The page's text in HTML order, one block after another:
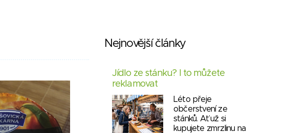
Nejnovější články
Jídlo ze stánku? I to můžete
reklamovat
Léto přeje
občerstvení ze
stánků. Ať už si
kupujete zmrzlinu na